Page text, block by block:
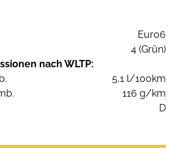
Euro6
4 (Grün)
nach WLTP:
5,1 l/100km
116 g/km
D